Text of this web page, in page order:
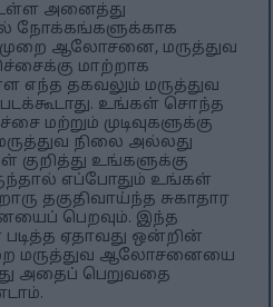
அனைத்து
நோக்கங்களுக்காக
ஆலோசனை, மருத்துவ
மாற்றாக
எந்த தகவலும் மருத்துவ
உங்கள் சொந்த
மற்றும் முடிவுகளுக்கு
நிலை அல்லது
உங்களுக்கு
எப்போதும் உங்கள்
தகுதிவாய்ந்த சுகாதார
பெறவும். இந்த
ஏதாவது ஒன்றின்
மருத்துவ ஆலோசனையை
அதைப் பெறுவதை